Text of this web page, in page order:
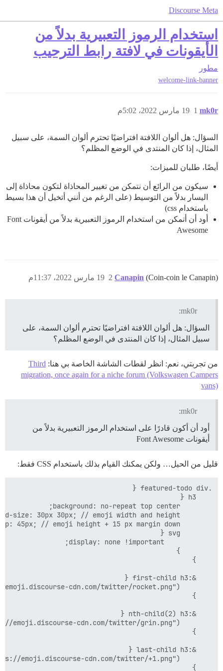
Discourse Meta
استخدام الرموز التعبيرية بدلاً من
الأيقونات في لافتة رابط الترحيب
مطور
welcome-link-banner
mk0r 19 مارس 2022، 5:02م 1
السؤال: هل ألوان اللافتة افتراضيًا تحترم ألوان السمة، على سبيل
المثال، إذا كان المنتدى في الوضع المظلم؟
أيضًا، طلبان للميزات:
سيكون من الرائع أن نتمكن من تغيير المحاذاة لتكون محاذاة إلى
اليسار بدلاً من التوسيط (على الرغم من أنني أتخيل أن هذا بسيط
باستخدام css)
أود أن أتمكن من استخدام الرموز التعبيرية بدلاً من أيقونات Font
Awesome
Canapin (Coin-coin le Canapin) 19 مارس 2022، 11:37م 2
mk0r:
السؤال: هل ألوان اللافتة افتراضيًا تحترم ألوان السمة، على
سبيل المثال، إذا كان المنتدى في الوضع المظلم؟
من تجربتي، نعم: انظر لقطات الشاشة الخاصة بي هنا: Third
migration, once again for a niche forum (Volkswagen Campers
vans)
mk0r:
أود أن أكون قادرًا على استخدام الرموز التعبيرية بدلاً من
أيقونات Font Awesome
قليل من الحيل… ولكن يمكنك القيام بذلك باستخدام CSS فقط: